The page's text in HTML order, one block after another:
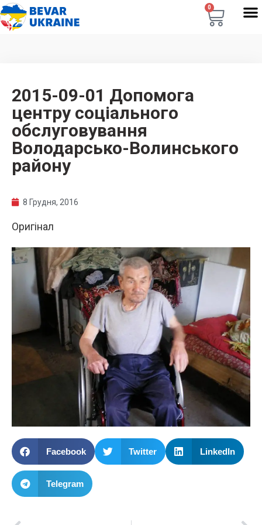
0
2015-09-01 Допомога
центру соціального
обслуговування
Володарсько-Волинського
району
8 Грудня, 2016
Оригінал
Facebook Twitter LinkedIn
Telegram